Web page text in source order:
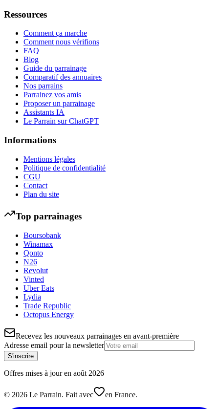
Ressources
Comment ça marche
Comment nous vérifions
FAQ
Blog
Guide du parrainage
Comparatif des annuaires
Nos parrains
Parrainez vos amis
Proposer un parrainage
Assistants IA
Le Parrain sur ChatGPT
Informations
Mentions légales
Politique de confidentialité
CGU
Contact
Plan du site
Top parrainages
Boursobank
Winamax
Qonto
N26
Revolut
Vinted
Uber Eats
Lydia
Trade Republic
Octopus Energy
Recevez les nouveaux parrainages en avant-première
Adresse email pour la newsletter
S'inscrire
Offres mises à jour en août 2026
© 2026 Le Parrain. Fait avec en France.